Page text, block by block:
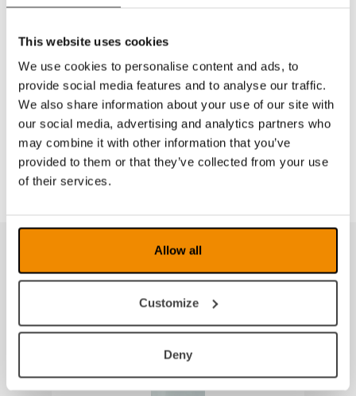
This website uses cookies
We use cookies to personalise content and ads, to
provide social media features and to analyse our traffic.
We also share information about your use of our site with
our social media, advertising and analytics partners who
may combine it with other information that you’ve
provided to them or that they’ve collected from your use
of their services.
Allow all
Customize
Deny
Brillene kan også levers med hvilket som helst av
Denne modellen er en damemodell med et
filterglass 75% polarisert.
Leveres i flott etui!
Produkter fra samme kategori